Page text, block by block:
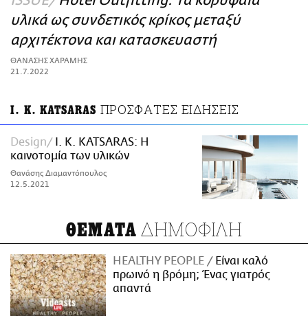
ΑΜΠΑ
PRINT
υλικά ως συνδετικός κρίκος μεταξύ
αρχιτέκτονα και κατασκευαστή
ΘΑΝΑΣΗΣ ΧΑΡΑΜΗΣ
21.7.2022
Ι. Κ. KATSARAS ΠΡΟΣΦΑΤΕΣ ΕΙΔΗΣΕΙΣ
Design
Ι. Κ. KATSARAS: Η
καινοτομία των υλικών
Θανάσης Διαμαντόπουλος
12.5.2021
ΘΕΜΑΤΑ ΔΗΜΟΦΙΛΗ
HEALTHY PEOPLE
Είναι καλό
πρωινό η βρόμη; Ένας γιατρός
απαντά